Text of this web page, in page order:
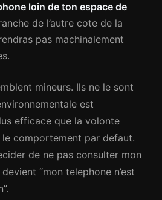
loin de ton espace de
de l’autre cote de la
pas machinalement
mineurs. Ils ne le sont
est
efficace que la volonte
le comportement par defaut.
de ne pas consulter mon
“mon telephone n’est